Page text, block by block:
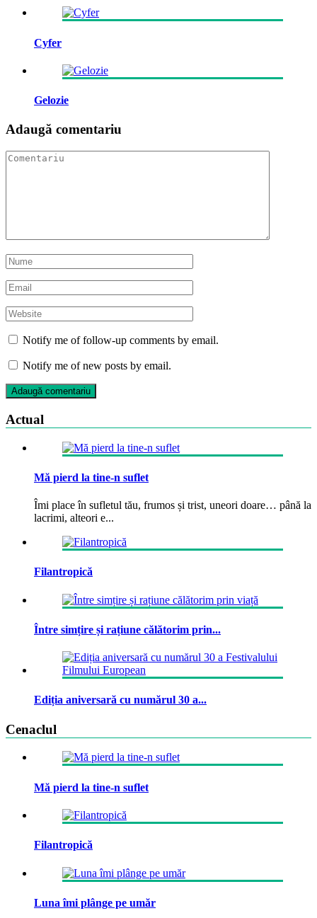
Cyfer
Gelozie
Adaugă comentariu
Notify me of follow-up comments by email.
Notify me of new posts by email.
Actual
Mă pierd la tine-n suflet
Îmi place în sufletul tău, frumos și trist, uneori doare… până la
lacrimi, alteori e...
Filantropică
Între simțire și rațiune călătorim prin...
Ediția aniversară cu numărul 30 a...
Cenaclul
Mă pierd la tine-n suflet
Filantropică
Luna îmi plânge pe umăr